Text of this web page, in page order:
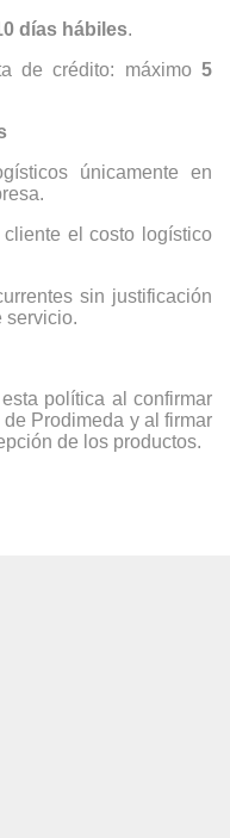
días hábiles.
de crédito: máximo 5
únicamente en
el costo logístico
sin justificación
servicio.
política al confirmar
Prodimeda y al firmar
de los productos.